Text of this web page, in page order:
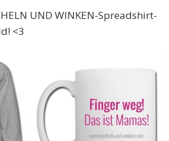
UND WINKEN-Spreadshirt-
<3